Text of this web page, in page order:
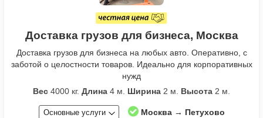
Доставка грузов для бизнеса, Москва
Доставка грузов для бизнеса на любых авто. Оперативно, с
заботой о целостности товаров. Идеально для корпоративных
нужд
Вес 4000 кг. Длина 4 м. Ширина 2 м. Высота 2 м.
Основные услуги Москва → Петухово